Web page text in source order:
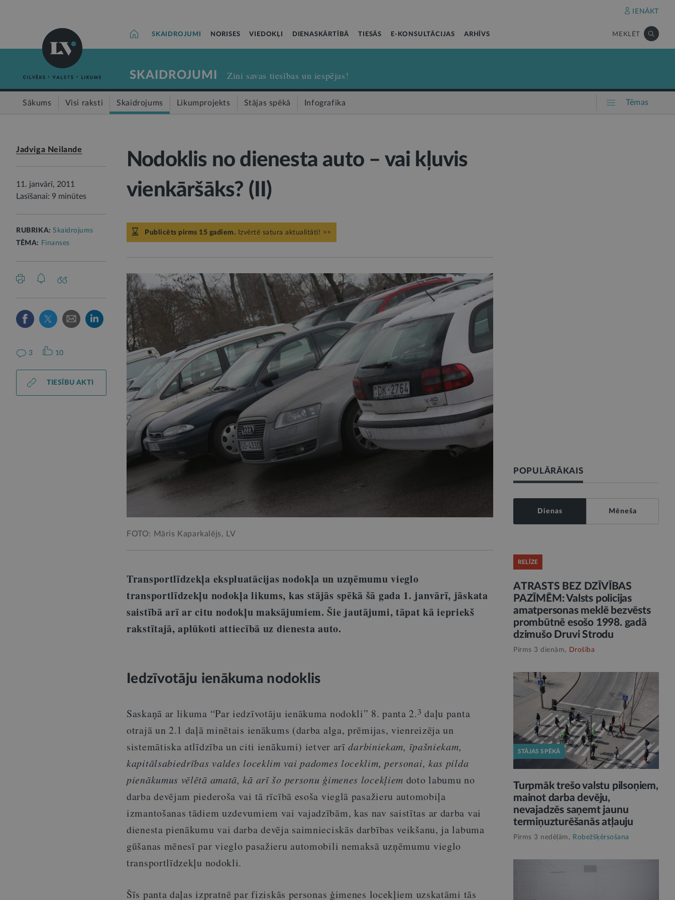
IENĀKT
SKAIDROJUMI NORISES VIEDOKĻI DIENASKĀRTĪBĀ TIESĀS E-KONSULTĀCIJAS ARHĪVS MEKLĒT
SKAIDROJUMI Zini savas tiesības un iespējas!
Sākums Visi raksti Skaidrojums Likumprojekts Stājas spēkā Infografika Tēmas
Jadviga Neilande
11. janvārī, 2011
Lasīšanai: 9 minūtes
RUBRIKA:Skaidrojums
TĒMA: Finanses
3 10
TIESĪBU AKTI
Nodoklis no dienesta auto – vai kļuvis
vienkāršāks? (II)
Publicēts pirms 15 gadiem. Izvērtē satura aktualitāti! >>
FOTO: Māris Kaparkalējs, LV
Transportlīdzekļa ekspluatācijas nodokļa un uzņēmumu vieglo
transportlīdzekļu nodokļa likums, kas stājās spēkā šā gada 1. janvārī, jāskata
saistībā arī ar citu nodokļu maksājumiem. Šie jautājumi, tāpat kā iepriekš
rakstītajā, aplūkoti attiecībā uz dienesta auto.
Iedzīvotāju ienākuma nodoklis
Saskaņā ar likuma “Par iedzīvotāju ienākuma nodokli” 8. panta 2.3 daļu panta
otrajā un 2.1 daļā minētais ienākums (darba alga, prēmijas, vienreizēja un
sistemātiska atlīdzība un citi ienākumi) ietver arīdarbiniekam, īpašniekam,
kapitālsabiedrības valdes loceklim vai padomes loceklim, personai, kas pilda
pienākumus vēlētā amatā, kā arī šo personu ģimenes locekļiem doto labumu no
darba devējam piederoša vai tā rīcībā esoša vieglā pasažieru automobiļa
izmantošanas tādiem uzdevumiem vai vajadzībām, kas nav saistītas ar darba vai
dienesta pienākumu vai darba devēja saimnieciskās darbības veikšanu, ja labuma
gūšanas mēnesī par vieglo pasažieru automobili nemaksā uzņēmumu vieglo
transportlīdzekļu nodokli.
Šīs panta daļas izpratnē par fiziskās personas ģimenes locekļiem uzskatāmi tās
POPULĀRĀKAIS
Dienas Mēneša
RELĪZE
ATRASTS BEZ DZĪVĪBAS
PAZĪMĒM: Valsts policijas
amatpersonas meklē bezvēsts
prombūtnē esošo 1998. gadā
dzimušo Druvi Strodu
Pirms 3 dienām, Drošība
STĀJAS SPĒKĀ
Turpmāk trešo valstu pilsoņiem,
mainot darba devēju,
nevajadzēs saņemt jaunu
termiņuzturēšanās atļauju
Pirms 3 nedēļām, Robežšķērsošana